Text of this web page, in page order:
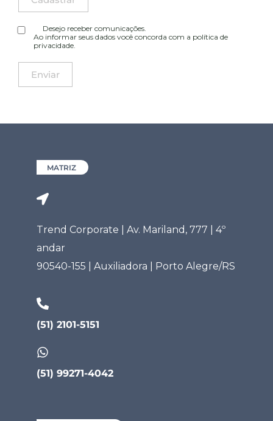
Desejo receber comunicações.
Ao informar seus dados você concorda com a política de
privacidade
MATRIZ
Trend Corporate | Av. Mariland, 777 | 4º
andar
90540-155 | Auxiliadora | Porto Alegre/RS
(51) 2101-5151
(51) 99271-4042